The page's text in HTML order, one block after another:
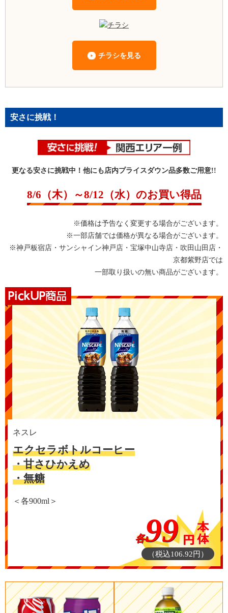
チラシを見る
安さに挑戦！
更なる安さに挑戦中！他にも店内プライスダウン品多数ご用意!!
8/6（木）～8/12（水）のお買い得品
※価格は予告なく変更する場合がございます。
※一部店舗では価格が異なる場合がございます。
※神戸板宿店・サンシャイン神戸店・宝塚中山寺店・吹田山田店・
京都紫野店では
一部取り扱いの無い商品がございます。
ネスレ
エクセラボトルコーヒー
・甘さひかえめ
・無糖
＜各900ml＞
各99
（税込106.92円）